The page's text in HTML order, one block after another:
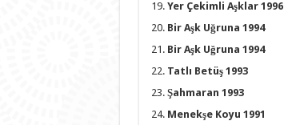
Yer Çekimli Aşklar 1996
Bir Aşk Uğruna 1994
Bir Aşk Uğruna 1994
Tatlı Betüş 1993
Şahmaran 1993
Menekşe Koyu 1991